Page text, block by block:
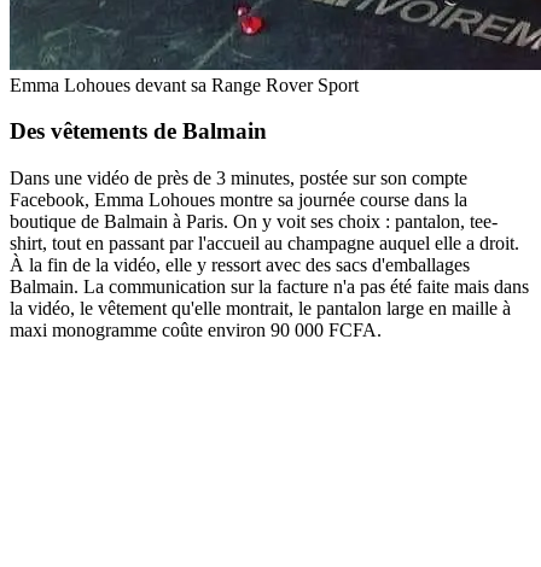
Emma Lohoues devant sa Range Rover Sport
Des vêtements de Balmain
Dans une vidéo de près de 3 minutes, postée sur son compte
Facebook, Emma Lohoues montre sa journée course dans la
boutique de Balmain à Paris. On y voit ses choix : pantalon, tee-
shirt, tout en passant par l'accueil au champagne auquel elle a droit.
À la fin de la vidéo, elle y ressort avec des sacs d'emballages
Balmain. La communication sur la facture n'a pas été faite mais dans
la vidéo, le vêtement qu'elle montrait, le pantalon large en maille à
maxi monogramme coûte environ 90 000 FCFA.